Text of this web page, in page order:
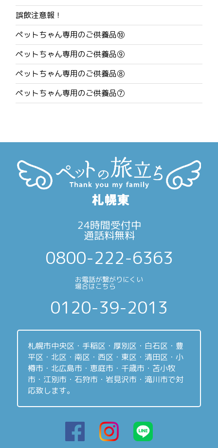
ナ
ビ
ゲ
ー
シ
ョ
誤飲注意報！
ペットちゃん専用のご供養品⑩
ペットちゃん専用のご供養品⑨
ペットちゃん専用のご供養品⑧
ペットちゃん専用のご供養品⑦
24時間受付中
通話料無料
0800-222-6363
お電話が繋がりにくい
場合はこちら
0120-39-2013
札幌市中央区・手稲区・厚別区・白石区・豊
平区・北区・南区・西区・東区・清田区・小
樽市・北広島市・恵庭市・千歳市・苫小牧
市・江別市・石狩市・岩見沢市・滝川市で対
応致します。